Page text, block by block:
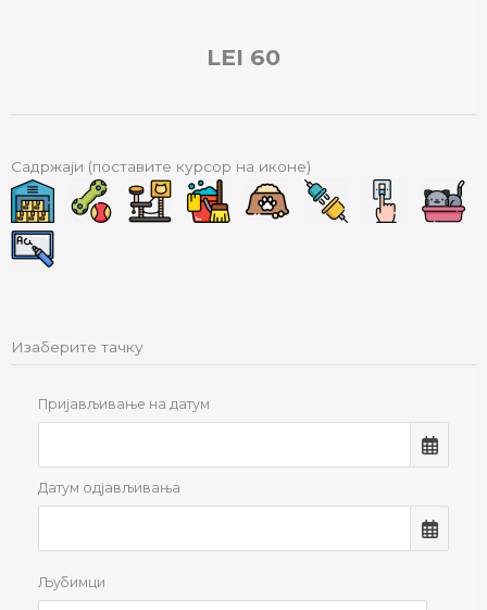
LEI 60
Садржаји (поставите курсор на иконе)
Изаберите тачку
Пријављивање на датум
Датум одјављивања
Љубимци